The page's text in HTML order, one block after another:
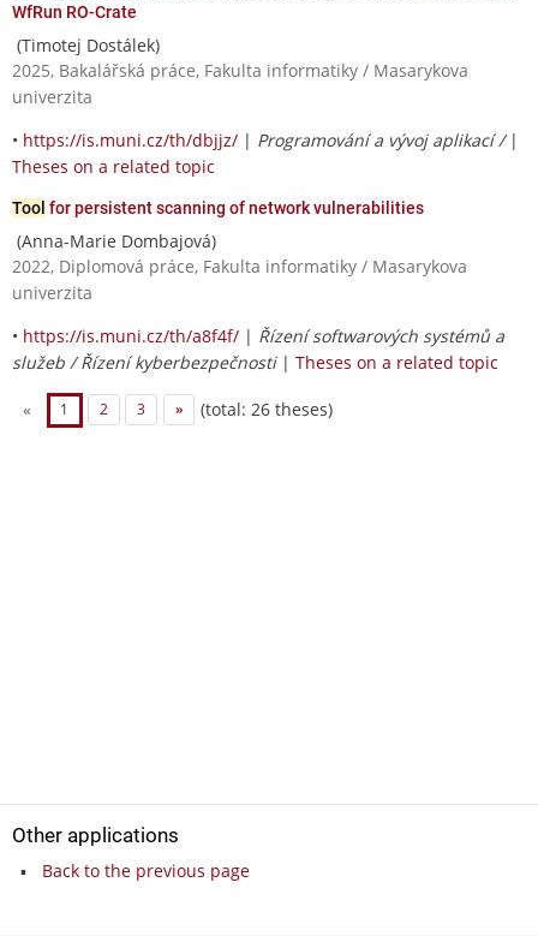
WfRun RO-Crate
(Timotej Dostálek)
2025, Bakalářská práce, Fakulta informatiky / Masarykova
univerzita
• https://is.muni.cz/th/dbjjz/ | Programování a vývoj aplikací / |
Theses on a related topic
Tool for persistent scanning of network vulnerabilities
(Anna-Marie Dombajová)
2022, Diplomová práce, Fakulta informatiky / Masarykova
univerzita
• https://is.muni.cz/th/a8f4f/ | Řízení softwarových systémů a
služeb / Řízení kyberbezpečnosti| Theses on a related topic
« 1 2 3 » (total: 26 theses)
Other applications
Back to the previous page